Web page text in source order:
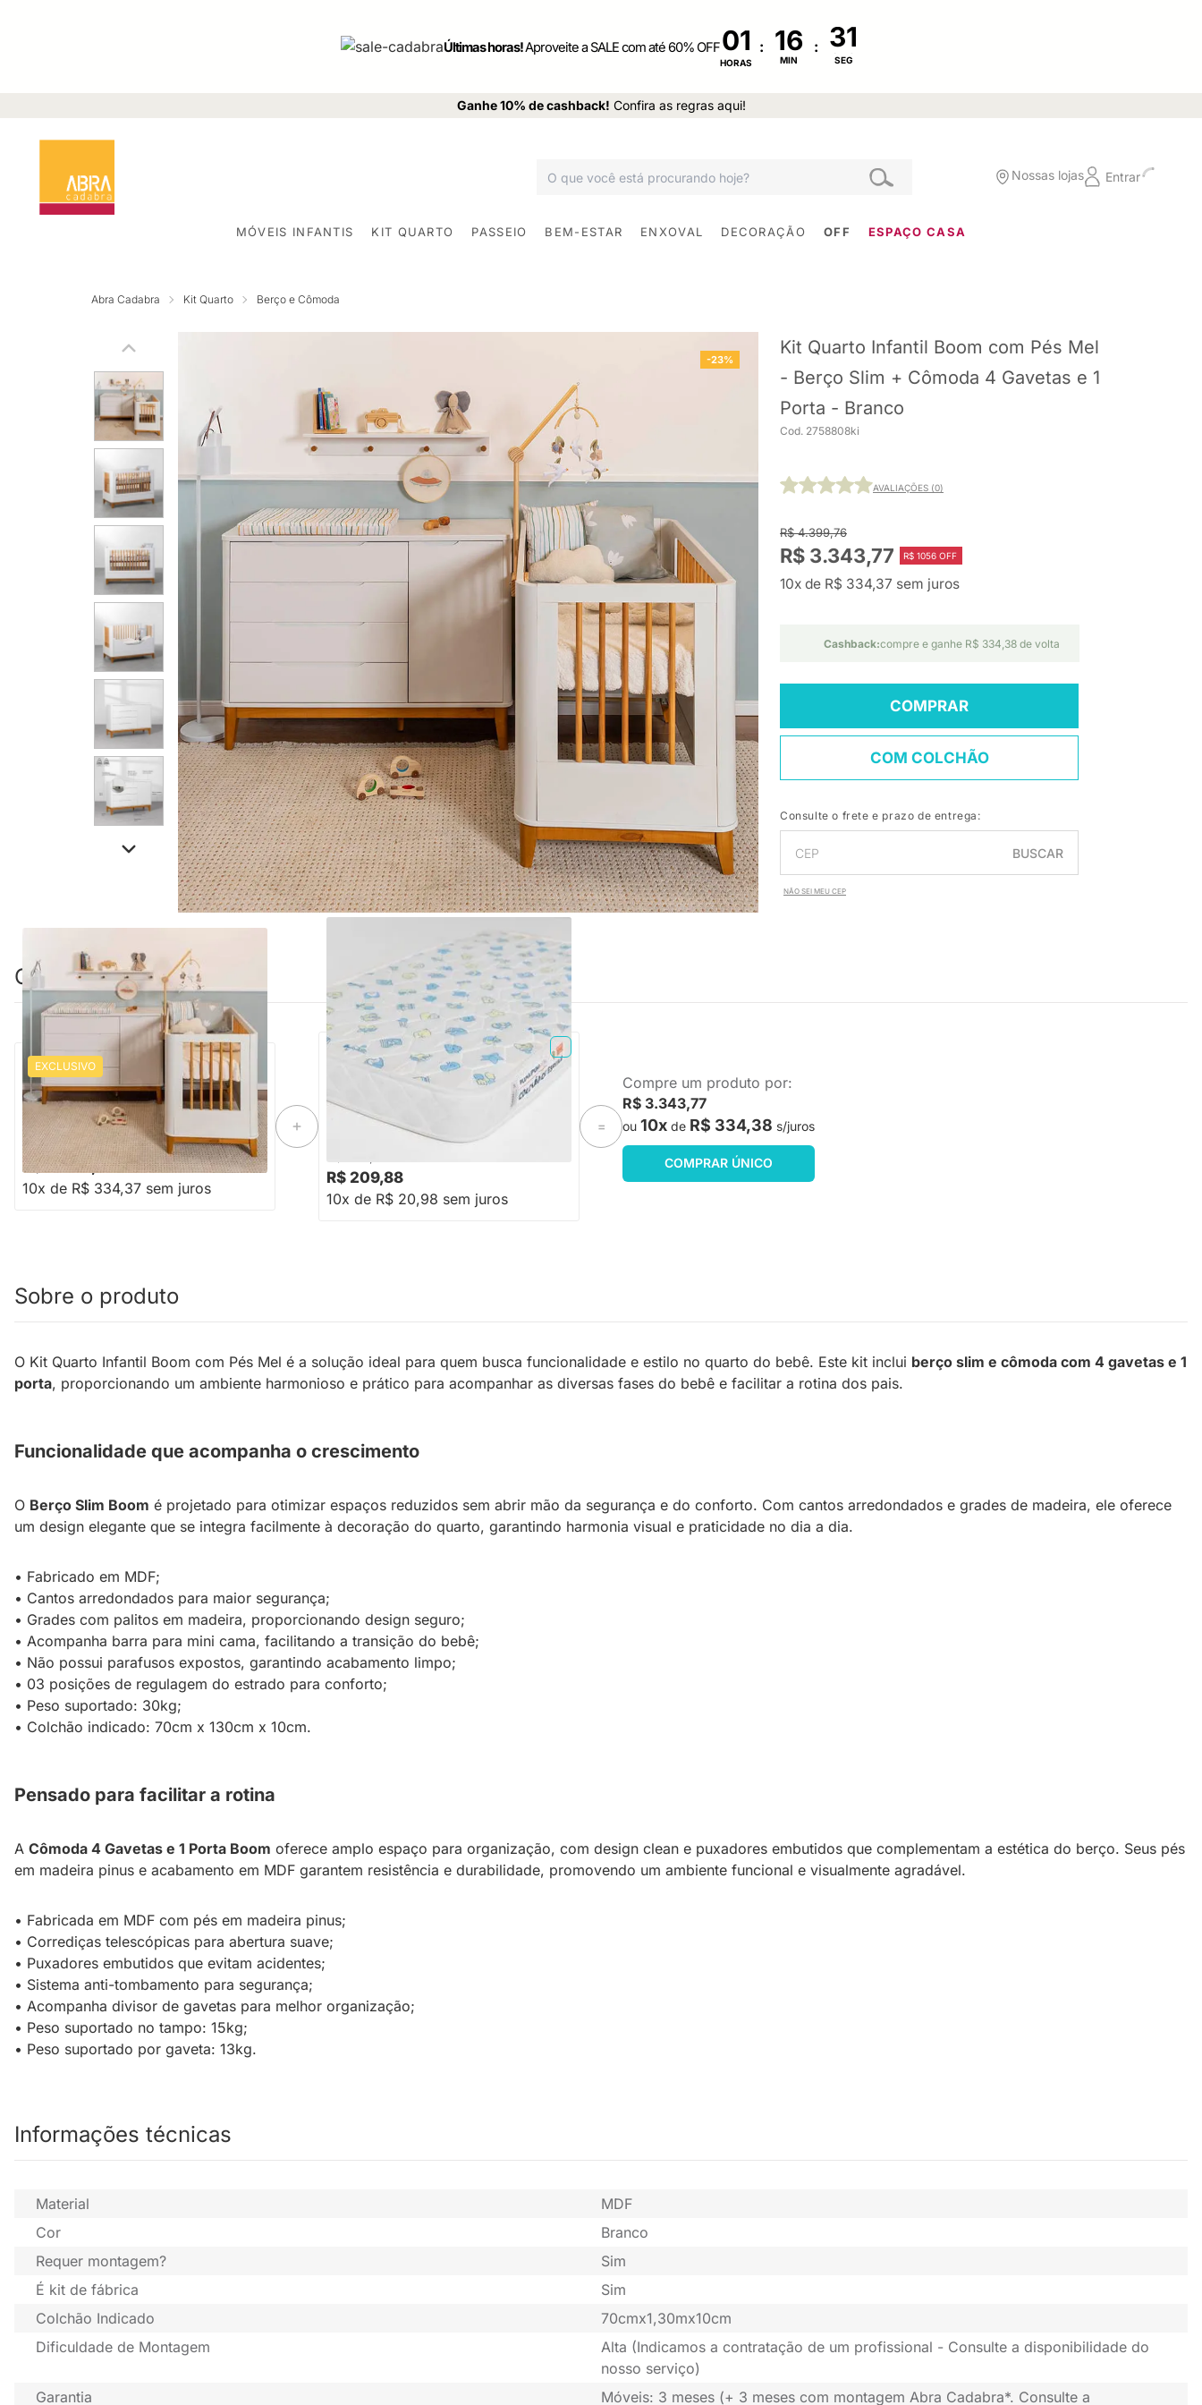
Últimas horas!Aproveite a SALE com até 60% OFF01
HORAS
:
MIN
:
SEG
Ganhe 10% de cashback! Confira as regras aqui!
Nossas lojas Entrar
MÓVEIS INFANTIS KIT QUARTO PASSEIO BEM-ESTAR ENXOVAL DECORAÇÃO OFF ESPAÇO CASA
Abra Cadabra Kit Quarto Berço e Cômoda
-23%
Kit Quarto Infantil Boom com Pés Mel
- Berço Slim + Cômoda 4 Gavetas e 1
Porta - Branco
Cod. 2758808ki
AVALIAÇÕES (0)
R$ 4.399,76
R$ 3.343,77 R$ 1056 OFF
10x de R$ 334,37 sem juros
Cashback:compre e ganhe R$ 334,38 de volta
COMPRAR
COM COLCHÃO
Consulte o frete e prazo de entrega:
BUSCAR
NÃO SEI MEU CEP
Combinação perfeita
EXCLUSIVO
Kit Quarto Infantil Boom com Pés Mel -
Berço Slim + Cômoda 4 Gavetas e 1 Porta
- Branco
R$ 4.399,76 -23% Economize R$ 1.055
R$ 3.343,77
10x de R$ 334,37 sem juros
PRONTA ENTREGA
Colchão de Espuma Plummi Berço
70cmx1,30mx10cm D18
R$ 209,88
10x de R$ 20,98 sem juros
=
Compre um produto por:
R$ 3.343,77
ou 10x de R$ 334,38 s/juros
COMPRAR ÚNICO
Sobre o produto
O Kit Quarto Infantil Boom com Pés Mel é a solução ideal para quem busca funcionalidade e estilo no quarto do bebê. Este kit inclui berço slim e cômoda com 4 gavetas e 1
porta, proporcionando um ambiente harmonioso e prático para acompanhar as diversas fases do bebê e facilitar a rotina dos pais.
Funcionalidade que acompanha o crescimento
O Berço Slim Boom é projetado para otimizar espaços reduzidos sem abrir mão da segurança e do conforto. Com cantos arredondados e grades de madeira, ele oferece
um design elegante que se integra facilmente à decoração do quarto, garantindo harmonia visual e praticidade no dia a dia.
• Fabricado em MDF;
• Cantos arredondados para maior segurança;
• Grades com palitos em madeira, proporcionando design seguro;
• Acompanha barra para mini cama, facilitando a transição do bebê;
• Não possui parafusos expostos, garantindo acabamento limpo;
• 03 posições de regulagem do estrado para conforto;
• Peso suportado: 30kg;
• Colchão indicado: 70cm x 130cm x 10cm.
Pensado para facilitar a rotina
A Cômoda 4 Gavetas e 1 Porta Boom oferece amplo espaço para organização, com design clean e puxadores embutidos que complementam a estética do berço. Seus pés
em madeira pinus e acabamento em MDF garantem resistência e durabilidade, promovendo um ambiente funcional e visualmente agradável.
• Fabricada em MDF com pés em madeira pinus;
• Corrediças telescópicas para abertura suave;
• Puxadores embutidos que evitam acidentes;
• Sistema anti-tombamento para segurança;
• Acompanha divisor de gavetas para melhor organização;
• Peso suportado no tampo: 15kg;
• Peso suportado por gaveta: 13kg.
Informações técnicas
Material
MDF
Cor
Branco
Requer montagem?
Sim
É kit de fábrica
Sim
Colchão Indicado
70cmx1,30mx10cm
Dificuldade de Montagem
Alta (Indicamos a contratação de um profissional - Consulte a disponibilidade do
nosso serviço)
Garantia
Móveis: 3 meses (+ 3 meses com montagem Abra Cadabra*. Consulte a